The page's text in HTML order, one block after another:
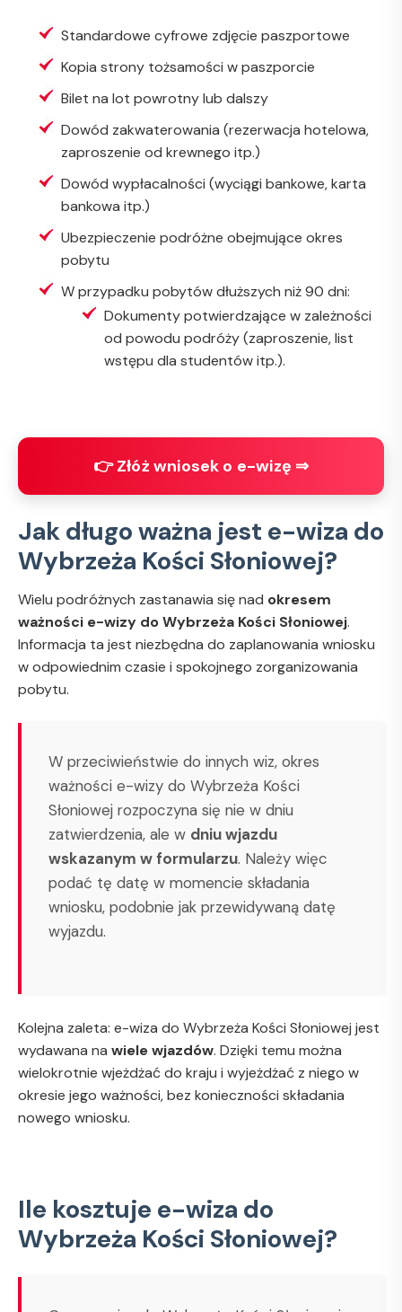
Standardowe cyfrowe zdjęcie paszportowe
Kopia strony tożsamości w paszporcie
Bilet na lot powrotny lub dalszy
Dowód zakwaterowania (rezerwacja hotelowa,
zaproszenie od krewnego itp.)
Dowód wypłacalności (wyciągi bankowe, karta
bankowa itp.)
Ubezpieczenie podróżne obejmujące okres
pobytu
W przypadku pobytów dłuższych niż 90 dni:
Dokumenty potwierdzające w zależności
od powodu podróży (zaproszenie, list
wstępu dla studentów itp.).
👉 Złóż wniosek o e-wizę ⇒
Jak długo ważna jest e-wiza do
Wybrzeża Kości Słoniowej?
Wielu podróżnych zastanawia się nad okresem
ważności e-wizy do Wybrzeża Kości Słoniowej.
Informacja ta jest niezbędna do zaplanowania wniosku
w odpowiednim czasie i spokojnego zorganizowania
pobytu.
W przeciwieństwie do innych wiz, okres
ważności e-wizy do Wybrzeża Kości
Słoniowej rozpoczyna się nie w dniu
zatwierdzenia, ale w dniu wjazdu
wskazanym w formularzu. Należy więc
podać tę datę w momencie składania
wniosku, podobnie jak przewidywaną datę
wyjazdu.
Kolejna zaleta: e-wiza do Wybrzeża Kości Słoniowej jest
wydawana na wiele wjazdów. Dzięki temu można
wielokrotnie wjeżdżać do kraju i wyjeżdżać z niego w
okresie jego ważności, bez konieczności składania
nowego wniosku.
Ile kosztuje e-wiza do
Wybrzeża Kości Słoniowej?